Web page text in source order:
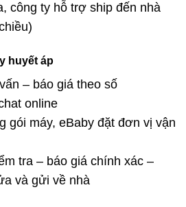
công ty hỗ trợ ship đến nhà
huyết áp
– báo giá theo số
online
gói máy, eBaby đặt đơn vị vận
tra – báo giá chính xác –
và gửi về nhà